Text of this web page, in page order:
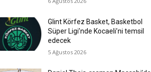
Glint Körfez Basket, Basketbol
Süper Ligi’nde Kocaeli’ni temsil
edecek
5 Ağustos 2026